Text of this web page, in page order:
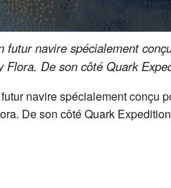
futur navire spécialement
De son côté Quark
navire spécialement conçu
De son côté Quark